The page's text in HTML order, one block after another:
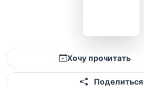
Хочу прочитать
Поделиться